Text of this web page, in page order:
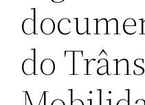
do